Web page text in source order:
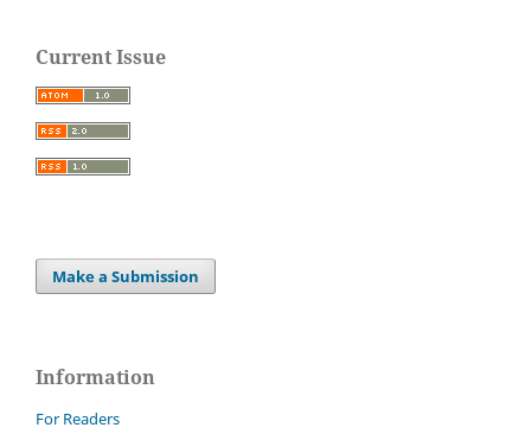
Current Issue
Make a Submission
Information
For Readers